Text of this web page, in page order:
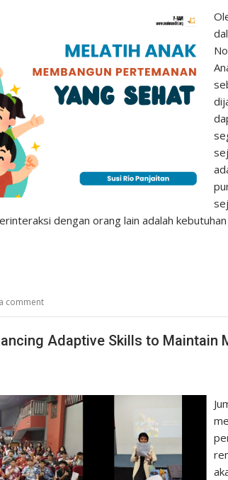
dengan orang lain adalah
comment
Adaptive Skills to Maintain